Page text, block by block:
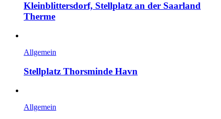
Kleinblittersdorf, Stellplatz an der Saarland
Therme
Allgemein
Stellplatz Thorsminde Havn
Allgemein